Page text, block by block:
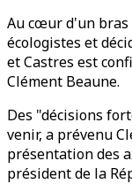
Au cœur d'un
écologistes et
et Castres est
Clément Beaune.
Des "décisions
venir, a prévenu
présentation des
président de la